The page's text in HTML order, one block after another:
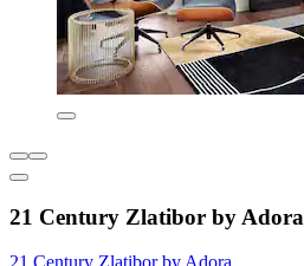
21 Century Zlatibor by Adora